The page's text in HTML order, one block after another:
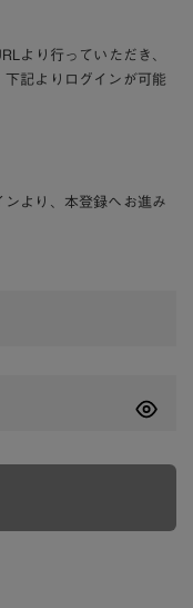
より行っていただき、
記よりログインが可能
より、本登録へお進み